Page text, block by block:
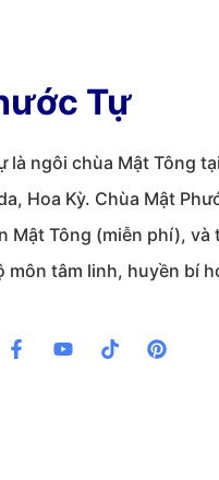
Tự
là ngôi chùa Mật Tông
Hoa Kỳ. Chùa Mật
Mật Tông (miễn phí), và
môn tâm linh, huyền bí